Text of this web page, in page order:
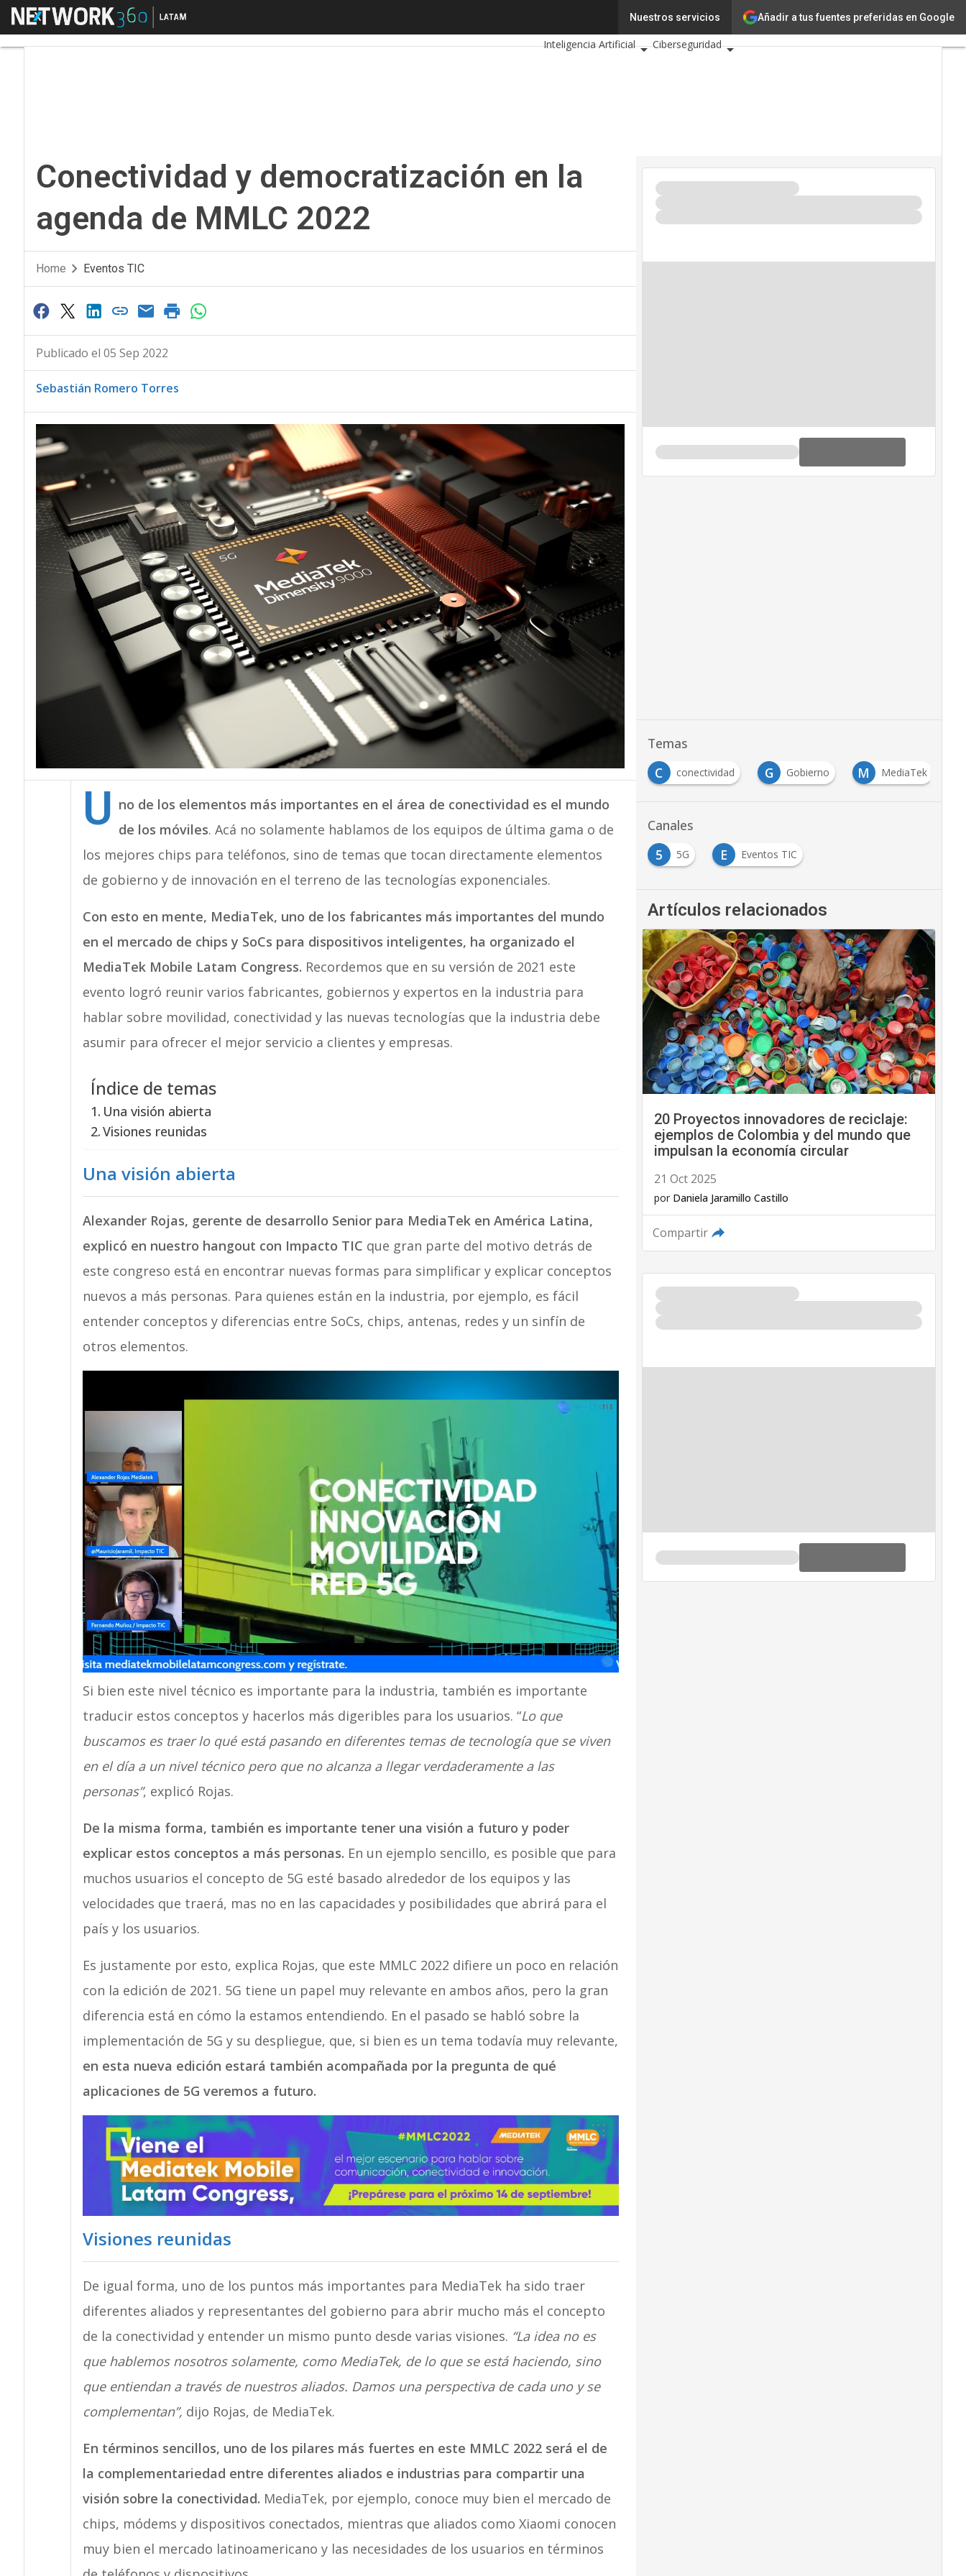
Añadir a tus fuentes preferidas en Google
Nuestros servicios
Menú Innovación
Ciencia
Inteligencia Artificial
Ciberseguridad
Conectividad y democratización en la
agenda de MMLC 2022
Home Eventos TIC
Publicado el 05 Sep 2022
Sebastián Romero Torres
U no de los elementos más importantes en el área de conectividad es el mundo
de los móviles. Acá no solamente hablamos de los equipos de última gama o de
los mejores chips para teléfonos, sino de temas que tocan directamente elementos
de gobierno y de innovación en el terreno de las tecnologías exponenciales.
Con esto en mente, MediaTek, uno de los fabricantes más importantes del mundo
en el mercado de chips y SoCs para dispositivos inteligentes, ha organizado el
MediaTek Mobile Latam Congress. Recordemos que en su versión de 2021 este
evento logró reunir varios fabricantes, gobiernos y expertos en la industria para
hablar sobre movilidad, conectividad y las nuevas tecnologías que la industria debe
asumir para ofrecer el mejor servicio a clientes y empresas.
Índice de temas
Una visión abierta
Visiones reunidas
Una visión abierta
Alexander Rojas, gerente de desarrollo Senior para MediaTek en América Latina,
explicó en nuestro hangout con Impacto TIC que gran parte del motivo detrás de
este congreso está en encontrar nuevas formas para simplificar y explicar conceptos
nuevos a más personas. Para quienes están en la industria, por ejemplo, es fácil
entender conceptos y diferencias entre SoCs, chips, antenas, redes y un sinfín de
otros elementos.
Si bien este nivel técnico es importante para la industria, también es importante
traducir estos conceptos y hacerlos más digeribles para los usuarios. “Lo que
buscamos es traer lo qué está pasando en diferentes temas de tecnología que se viven
en el día a un nivel técnico pero que no alcanza a llegar verdaderamente a las
personas”, explicó Rojas.
De la misma forma, también es importante tener una visión a futuro y poder
explicar estos conceptos a más personas. En un ejemplo sencillo, es posible que para
muchos usuarios el concepto de 5G esté basado alrededor de los equipos y las
velocidades que traerá, mas no en las capacidades y posibilidades que abrirá para el
país y los usuarios.
Es justamente por esto, explica Rojas, que este MMLC 2022 difiere un poco en relación
con la edición de 2021. 5G tiene un papel muy relevante en ambos años, pero la gran
diferencia está en cómo la estamos entendiendo. En el pasado se habló sobre la
implementación de 5G y su despliegue, que, si bien es un tema todavía muy relevante,
en esta nueva edición estará también acompañada por la pregunta de qué
aplicaciones de 5G veremos a futuro.
Visiones reunidas
De igual forma, uno de los puntos más importantes para MediaTek ha sido traer
diferentes aliados y representantes del gobierno para abrir mucho más el concepto
de la conectividad y entender un mismo punto desde varias visiones. “La idea no es
que hablemos nosotros solamente, como MediaTek, de lo que se está haciendo, sino
que entiendan a través de nuestros aliados. Damos una perspectiva de cada uno y se
complementan”, dijo Rojas, de MediaTek.
En términos sencillos, uno de los pilares más fuertes en este MMLC 2022 será el de
la complementariedad entre diferentes aliados e industrias para compartir una
visión sobre la conectividad. MediaTek, por ejemplo, conoce muy bien el mercado de
chips, módems y dispositivos conectados, mientras que aliados como Xiaomi conocen
muy bien el mercado latinoamericano y las necesidades de los usuarios en términos
Temas
5
5G C conectividad G Gobierno M MediaTek
Canales
5
5G E Eventos TIC
Artículos relacionados
20 Proyectos innovadores de reciclaje:
ejemplos de Colombia y del mundo que
impulsan la economía circular
21 Oct 2025
por Daniela Jaramillo Castillo
Compartir